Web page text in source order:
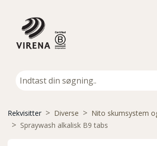
Rekvisitter Diverse
Nito skumsystem
Spraywash alkalisk B9 tabs